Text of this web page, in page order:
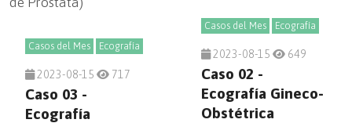
Casos del Mes Ecografía
2023-08-15 717
Caso 03 -
Ecografía
Casos del Mes Ecografía
2023-08-15 649
Caso 02 -
Ecografía Gineco-
Obstétrica